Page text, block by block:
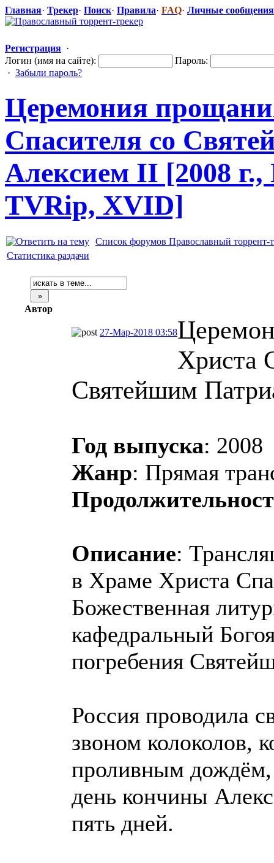
Главная· Трекер· Поиск· Правила· FAQ· Личные сообщения
Регистрация ·
Логин (имя на сайте):
Пароль:
· Забыли пароль?
Церемония
Спасителя со
Алексием II [2008
TVRip, XVID]
Список форумов Православный торрент-
Статистика раздачи
Автор
27-Мар-2018 03:58
Христа
Святейшим
Год выпуска: 2008
Жанр: Прямая
Описание:
в Храме Христа
Божественная
кафедральный
погребения
Россия проводила
звоном колоколов,
проливным дождём,
день кончины
пять дней.